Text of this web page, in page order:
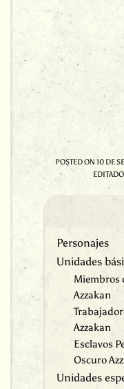
POSTED ON 10 DE
Personajes
Unidades
Miembros
Azzakan
Azzakan
Esclavos
Oscuro
Unidades